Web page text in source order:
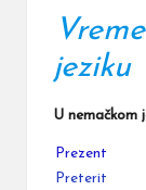
jeziku
U nemačkom
Prezent
Preterit